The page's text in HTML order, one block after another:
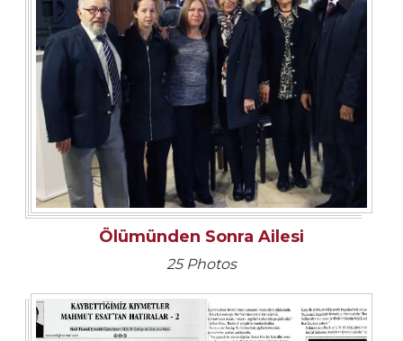
Ölümünden Sonra Ailesi
25 Photos